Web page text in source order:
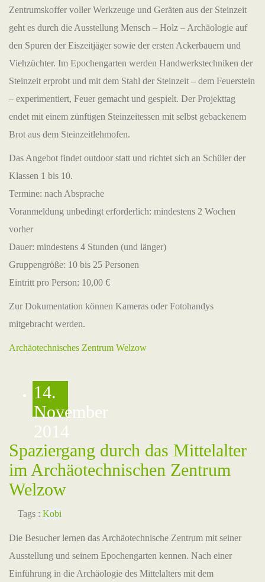
Zentrumskoffer voller Werkzeuge und Geräten aus der Steinzeit
geht es durch die Ausstellung Mensch – Holz – Archäologie auf
den Spuren der Eiszeitjäger sowie der ersten Ackerbauern und
Viehzüchter. Im Epochengarten werden Handwerkstechniken der
Steinzeit erprobt und mit dem Stahl der Steinzeit – dem Feuerstein
– experimentiert, Feuer gemacht und gespielt. Der Projekttag
endet mit einem zünftigen Steinzeitessen mit selbst gebackenem
Brot aus dem Steinzeitlehmofen.
Das Angebot findet outdoor statt und richtet sich an Schüler der
Klassen 1 bis 10.
Termine: nach Absprache
Voranmeldung unbedingt erforderlich: mindestens 2 Wochen
vorher
Dauer: mindestens 4 Stunden (und länger)
Gruppengröße: 10 bis 25 Personen
Eintritt pro Person: 10,00 €
Zur Dokumentation können Kameras oder Fotohandys
mitgebracht werden.
Archäotechnisches Zentrum Welzow
14.
November
2014
Spaziergang durch das Mittelalter
im Archäotechnischen Zentrum
Welzow
Tags : Kobi
Die Besucher lernen das Archäotechnische Zentrum mit seiner
Ausstellung und seinem Epochengarten kennen. Nach einer
Einführung in die Archäologie des Mittelalters mit dem